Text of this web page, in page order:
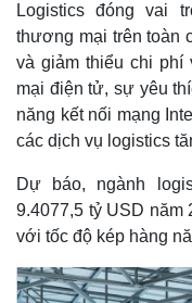
Logistics đóng vai
thương mại trên toàn
và giảm thiểu chi
mại điện tử, sự yêu
năng kết nối mạng
các dịch vụ logistics
Dự báo, ngành
9.4077,5 tỷ USD năm
với tốc độ kép hàng